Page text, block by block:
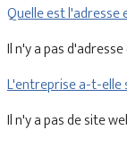
Quelle est l'adresse
Il n'y a pas
L'entreprise a-t-elle
Il n'y a pas de site